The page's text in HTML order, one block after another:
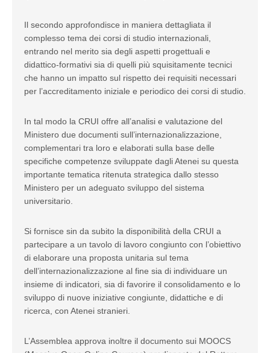
Il secondo approfondisce in maniera dettagliata il
complesso tema dei corsi di studio internazionali,
entrando nel merito sia degli aspetti progettuali e
didattico-formativi sia di quelli più squisitamente tecnici
che hanno un impatto sul rispetto dei requisiti necessari
per l’accreditamento iniziale e periodico dei corsi di studio.
In tal modo la CRUI offre all’analisi e valutazione del
Ministero due documenti sull’internazionalizzazione,
complementari tra loro e elaborati sulla base delle
specifiche competenze sviluppate dagli Atenei su questa
importante tematica ritenuta strategica dallo stesso
Ministero per un adeguato sviluppo del sistema
universitario.
Si fornisce sin da subito la disponibilità della CRUI a
partecipare a un tavolo di lavoro congiunto con l’obiettivo
di elaborare una proposta unitaria sul tema
dell’internazionalizzazione al fine sia di individuare un
insieme di indicatori, sia di favorire il consolidamento e lo
sviluppo di nuove iniziative congiunte, didattiche e di
ricerca, con Atenei stranieri.
L’Assemblea approva inoltre il documento sui MOOCS